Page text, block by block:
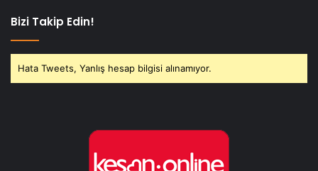
Bizi Takip Edin!
Hata Tweets, Yanlış hesap bilgisi alınamıyor.